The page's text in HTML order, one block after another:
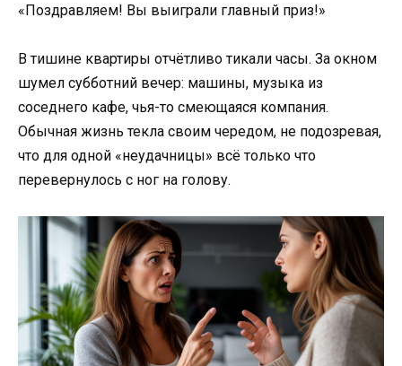
«Поздравляем! Вы выиграли главный приз!»
В тишине квартиры отчётливо тикали часы. За окном
шумел субботний вечер: машины, музыка из
соседнего кафе, чья-то смеющаяся компания.
Обычная жизнь текла своим чередом, не подозревая,
что для одной «неудачницы» всё только что
перевернулось с ног на голову.